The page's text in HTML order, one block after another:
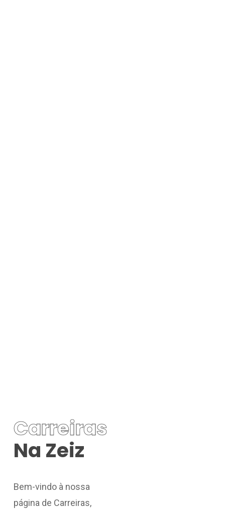
Carreiras
Na Zeiz
Bem-vindo à nossa
página de Carreiras,